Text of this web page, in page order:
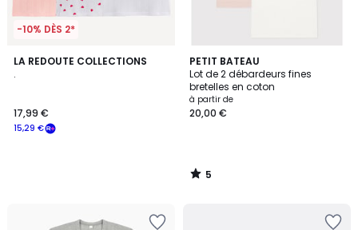
-10% DÈS 2*
LA REDOUTE COLLECTIONS
.
15,29 €
17,99 €
PETIT BATEAU
Lot de 2 débardeurs fines
bretelles en coton
à partir de
20,00 €
5
/
5
5
/